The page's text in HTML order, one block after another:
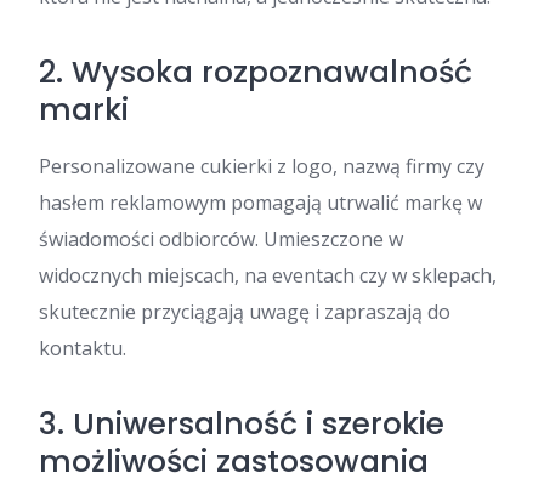
2. Wysoka rozpoznawalność
marki
Personalizowane cukierki z logo, nazwą firmy czy
hasłem reklamowym pomagają utrwalić markę w
świadomości odbiorców. Umieszczone w
widocznych miejscach, na eventach czy w sklepach,
skutecznie przyciągają uwagę i zapraszają do
kontaktu.
3. Uniwersalność i szerokie
możliwości zastosowania